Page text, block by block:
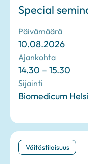
Special
Päivämäärä
10.08.2026
Ajankohta
14.30 – 15.30
Sijainti
Biomedicum
Väitöstilaisuus